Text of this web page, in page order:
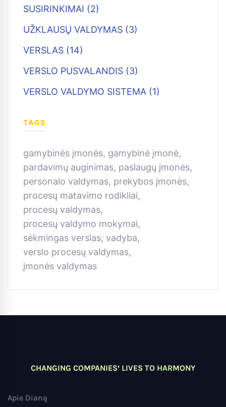
SUSIRINKIMAI (2)
UŽKLAUSŲ VALDYMAS (3)
VERSLAS (14)
VERSLO PUSVALANDIS (3)
VERSLO VALDYMO SISTEMA (1)
TAGS
gamybinės įmonės, gamybinė įmonė,
pardavimų auginimas, paslaugų įmonės,
personalo valdymas, prekybos įmonės,
procesų matavimo rodikliai,
procesų valdymas,
procesų valdymo mokymai,
sėkmingas verslas, vadyba,
verslo procesų valdymas,
įmonės valdymas
CHANGING COMPANIES‘ LIVES TO HARMONY
Apie Dianą